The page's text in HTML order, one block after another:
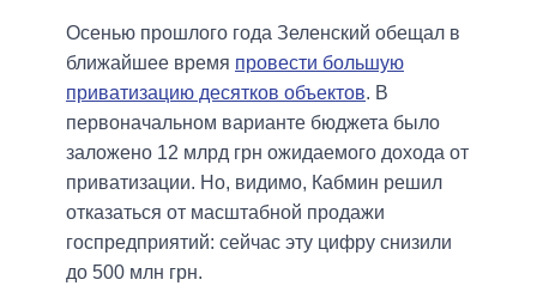
Осенью прошлого года Зеленский обещал в
ближайшее время провести большую
приватизацию десятков объектов. В
первоначальном варианте бюджета было
заложено 12 млрд грн ожидаемого дохода от
приватизации. Но, видимо, Кабмин решил
отказаться от масштабной продажи
госпредприятий: сейчас эту цифру снизили
до 500 млн грн.